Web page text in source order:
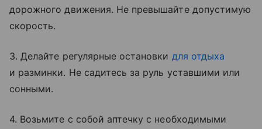
дорожного движения. Не превышайте допустимую
скорость.
3. Делайте регулярные остановки для отдыха
и разминки. Не садитесь за руль уставшими или
сонными.
4. Возьмите с собой аптечку с необходимыми